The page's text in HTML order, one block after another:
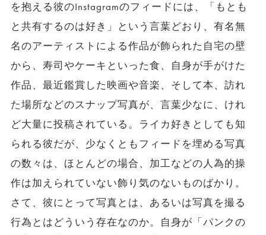
を抱える彼のInstagramのフィードには、「もとも
と共有するのは好き」という言葉どおり、有名無
名のアーティストによる作品が飾られた自宅の壁
から、寿司やケーキといった食、自身が手がけた
作品、最近鑑賞した映画や音楽、そして本、訪れ
た場所などのスナップ写真が、言葉少なに、けれ
ど大量に投稿されている。ライカ好きとしても知
られる彼だが、少なくともフィードを埋める写真
の数々は、ほとんどの場合、加工などの人為的操
作は加えられていない飾り気のないものばかり。
さて、彼にとって写真とは、あるいは写真を撮る
行為とはどういう存在なのか。自身が「パンクの